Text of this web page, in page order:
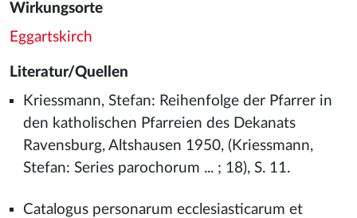
Wirkungsorte
Eggartskirch
Literatur/Quellen
Kriessmann, Stefan: Reihenfolge der Pfarrer in
den katholischen Pfarreien des Dekanats
Ravensburg, Altshausen 1950, (Kriessmann,
Stefan: Series parochorum ... ; 18), S. 11.
Catalogus personarum ecclesiasticarum et